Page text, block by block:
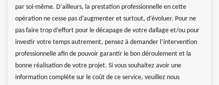
par soi-même. D’ailleurs, la prestation professionnelle en cette
opération ne cesse pas d’augmenter et surtout, d’évoluer. Pour ne
pas faire trop d’effort pour le décapage de votre dallage et/ou pour
investir votre temps autrement, pensez à demander l’intervention
professionnelle afin de pouvoir garantir le bon déroulement et la
bonne réalisation de votre projet. Si vous souhaitez avoir une
information complète sur le coût de ce service, veuillez nous